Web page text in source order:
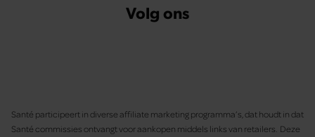
Volg ons
Santé participeert in diverse affiliate marketing programma’s, dat houdt in dat
Santé commissies ontvangt voor aankopen middels links van retailers. Deze